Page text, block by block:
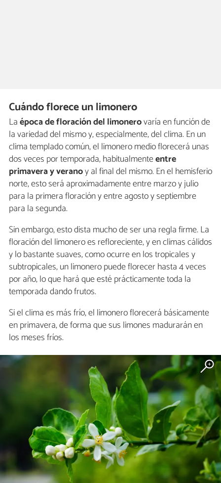
Cuándo florece un limonero
Laépoca de floración del limonerovaría en función de
la variedad del mismo y, especialmente, del clima. En un
clima templado común, el limonero medio florecerá unas
dos veces por temporada, habitualmenteentre
primavera y veranoy al final del mismo. En el hemisferio
norte, esto será aproximadamente entre marzo y julio
para la primera floración y entre agosto y septiembre
para la segunda.
Sin embargo, esto dista mucho de ser una regla firme. La
floración del limonero es refloreciente, y en climas cálidos
y lo bastante suaves, como ocurre en los tropicales y
subtropicales, un limonero puede florecer hasta 4 veces
por año, lo que hará que esté prácticamente toda la
temporada dando frutos.
Si el clima es más frío, el limonero florecerá básicamente
en primavera, de forma que sus limones madurarán en
los meses fríos.